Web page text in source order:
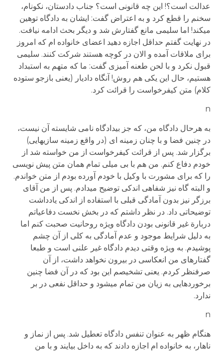
عدالت است؟! این چه قانونی است؟ جناب دادستان، نکونام،
سخنم را قطع کرد و به اعتراض گفت: ایشان به دادگاه توهین
می­کند! اما سلیمی مانع گفتارش شد و دیگر بحث ادامه نیافت.
در نهایت گفتم حداقل اجازه دهید اعضای خانواده ام که امروز
برای ملاقات آمده و الان در کوچه هستند شرکت کنند. سلیمی
قبول نکرد و با لحن طعنه آمیزی گفت: ما که متهم به استبداد
هستیم، حال این یکی هم روش! آنگاه دادیار (یعنی بازجو ستوده
کلام) متن کیفرخواست را قرائت کرد.
n
به هرحال دادگاه من، که جز بیدادگاه نامی شایسته آن نیست،
در چنین فضا و با چنان زمینه ای (در واقع زمینه سازیهایی)
برگزار شد. پس از قرائت کیفرخواست از من خواسته شد از
خودم دفاع کنم. من هم با بی میلی تمام همان متن پیش نویسی
را که برای مشورت با وکیل با خودم آورده بودم از متن خواندم.
و البته گاه نیز شفاهی اندکی توضیح می­دادم. پس از من آقای
برزگر نیز بدون آمادگی قبلی با استفاده از اندکی یادداشت
توضیحاتی داد. در نظر داشتم که در بخش نخست دفاعیاتم
دربارة غیر قانونی بودن دادگاه ویژه روحانیت صحبت کنم اما
به دلیل شرایط موجود و عدم آمادگی به کلی از آن چشم
پوشیدم. به ویژه وقتی دیدم دادگاه غیر علنی است و طبعا
گفتارهای من انعکاسی در بیرون نخواهد داشت، از آن
صرفنظر کردم. یعنی تشخیصم این بود که در آن فضا چنین
برخوردهایی به زیان من تمام می­شود و حداقل نفعی در بر
ندارد.
n
هنگام ظهر به عنوان تنفس دادگاه تعطیل شد. پس از نماز و
ناهار، به خانواده ام اجازه دادند که به داخل بیایند و با من